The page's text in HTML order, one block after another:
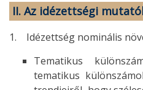
II. Az idézettségi
1. Idézettség nominális
Tematikus
tematikus